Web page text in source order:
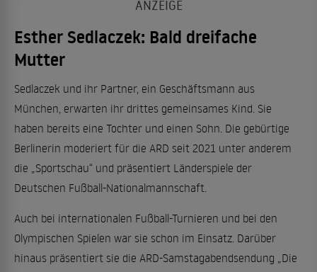
Esther Sedlaczek: Bald dreifache
Mutter
Sedlaczek und ihr Partner, ein Geschäftsmann aus
München, erwarten ihr drittes gemeinsames Kind. Sie
haben bereits eine Tochter und einen Sohn. Die gebürtige
Berlinerin moderiert für die ARD seit 2021 unter anderem
die „Sportschau“ und präsentiert Länderspiele der
Deutschen Fußball-Nationalmannschaft.
Auch bei internationalen Fußball-Turnieren und bei den
Olympischen Spielen war sie schon im Einsatz. Darüber
hinaus präsentiert sie die ARD-Samstagabendsendung „Die